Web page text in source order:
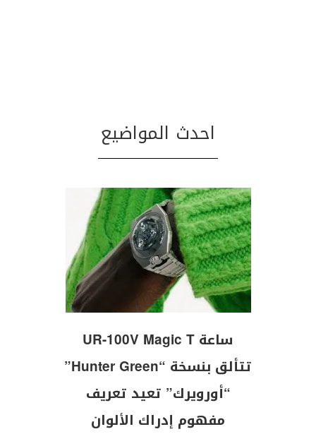
احدث المواضيع
ساعة UR-100V Magic T
تتألق بنسخة “Hunter Green”
“أورويرك” تعيد تعريف
مفهوم إدراك الألوان